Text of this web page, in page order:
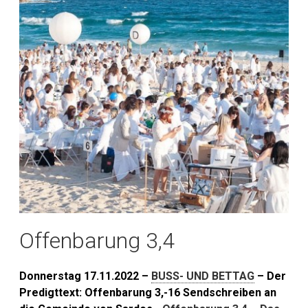
Offenbarung 3,4
Donnerstag 17.11.2022 – BUSS- UND BETTAG – Der
Predigttext: Offenbarung 3,-16 Sendschreiben an